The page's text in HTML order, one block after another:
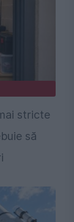
stricte
să